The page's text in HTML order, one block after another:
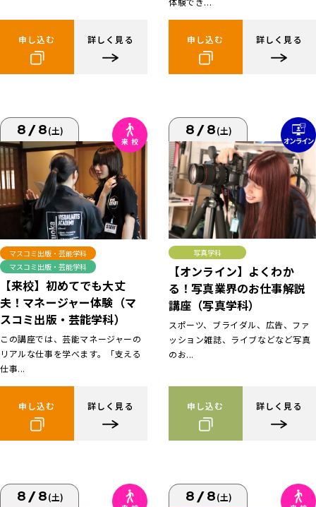
申し込む 詳しく見る 申し込む 詳しく見る
8/8(土)
マスコミ出版・芸能学科
マスコミ出版・芸能学科
【来校】初めてでも大丈
夫！マネージャー体験（マ
スコミ出版・芸能学科）
この講座では、芸能マネージャーの
リアルな仕事を学べます。「支える
仕事...
申し込む 詳しく見る
8/8(土)
写真学科
【オンライン】よくわか
る！写真業界のお仕事解説
講座（写真学科）
スポーツ、ブライダル、広告、ファ
ッション雑誌、ライブなどなど写真
のお...
申し込む 詳しく見る
8/8(土) 8/8(土)